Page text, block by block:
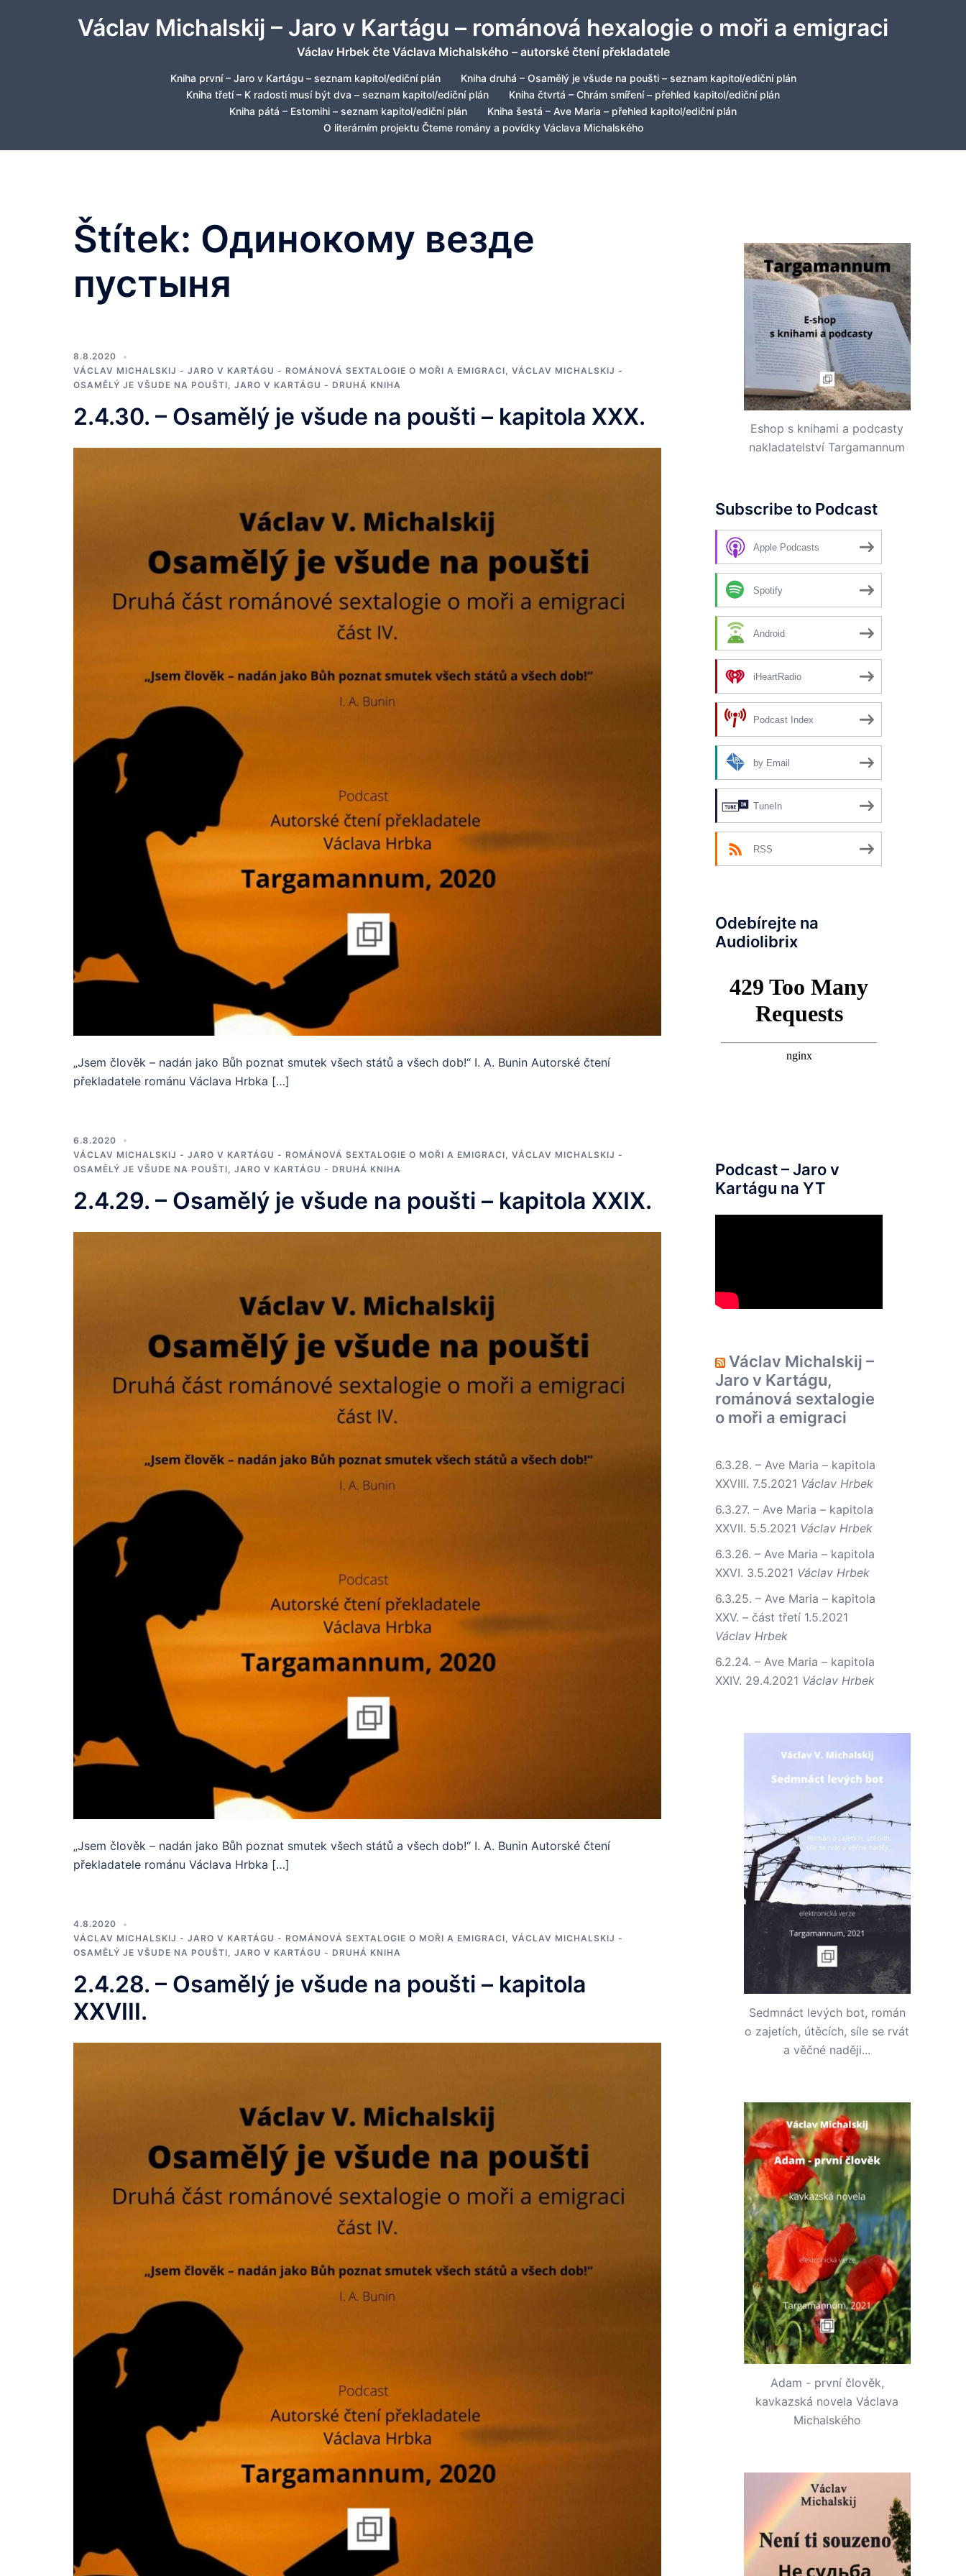
Václav Michalskij – Jaro v Kartágu – románová hexalogie o moři a emigraci
Václav Hrbek čte Václava Michalského – autorské čtení překladatele
Kniha první – Jaro v Kartágu – seznam kapitol/ediční plán
Kniha druhá – Osamělý je všude na poušti – seznam kapitol/ediční plán
Kniha třetí – K radosti musí být dva – seznam kapitol/ediční plán
Kniha čtvrtá – Chrám smíření – přehled kapitol/ediční plán
Kniha pátá – Estomihi – seznam kapitol/ediční plán
Kniha šestá – Ave Maria – přehled kapitol/ediční plán
O literárním projektu Čteme romány a povídky Václava Michalského
Štítek: Одинокому везде
пустыня
8.8.2020
VÁCLAV MICHALSKIJ - JARO V KARTÁGU - ROMÁNOVÁ SEXTALOGIE O MOŘI A EMIGRACI, VÁCLAV MICHALSKIJ -
OSAMĚLÝ JE VŠUDE NA POUŠTI, JARO V KARTÁGU - DRUHÁ KNIHA
2.4.30. – Osamělý je všude na poušti – kapitola XXX.
„Jsem člověk – nadán jako Bůh poznat smutek všech států a všech dob!“ I. A. Bunin Autorské čtení
překladatele románu Václava Hrbka […]
6.8.2020
VÁCLAV MICHALSKIJ - JARO V KARTÁGU - ROMÁNOVÁ SEXTALOGIE O MOŘI A EMIGRACI
VÁCLAV MICHALSKIJ -
OSAMĚLÝ JE VŠUDE NA POUŠTI, JARO V KARTÁGU - DRUHÁ KNIHA
2.4.29. – Osamělý je všude na poušti – kapitola XXIX.
„Jsem člověk – nadán jako Bůh poznat smutek všech států a všech dob!“ I. A. Bunin Autorské čtení
překladatele románu Václava Hrbka […]
4.8.2020
VÁCLAV MICHALSKIJ - JARO V KARTÁGU - ROMÁNOVÁ SEXTALOGIE O MOŘI A EMIGRACI, VÁCLAV MICHALSKIJ -
OSAMĚLÝ JE VŠUDE NA POUŠTI, JARO V KARTÁGU - DRUHÁ KNIHA
2.4.28. – Osamělý je všude na poušti – kapitola
XXVIII.
Eshop s knihami a podcasty
nakladatelství Targamannum
Subscribe to Podcast
Apple Podcasts
Spotify
Android
iHeartRadio
Podcast Index
by Email
TuneIn
RSS
Odebírejte na
Audiolibrix
Podcast – Jaro v
Kartágu na YT
Václav Michalskij –
Jaro v Kartágu,
románová sextalogie
o moři a emigraci
6.3.28. – Ave Maria – kapitola
XXVIII. 7.5.2021 Václav Hrbek
6.3.27. – Ave Maria – kapitola
XXVII. 5.5.2021 Václav Hrbek
6.3.26. – Ave Maria – kapitola
XXVI. 3.5.2021 Václav Hrbek
6.3.25. – Ave Maria – kapitola
XXV. – část třetí 1.5.2021
Václav Hrbek
6.2.24. – Ave Maria – kapitola
XXIV. 29.4.2021 Václav Hrbek
Sedmnáct levých bot, román
o zajetích, útěcích, síle se rvát
a věčné naději...
Adam - první člověk,
kavkazská novela Václava
Michalského